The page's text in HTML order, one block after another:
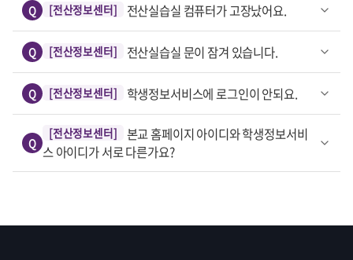
Q [전산정보센터] 전산실습실 컴퓨터가 고장났어요.
Q [전산정보센터] 전산실습실 문이 잠겨 있습니다.
Q [전산정보센터] 학생정보서비스에 로그인이 안되요.
Q
[전산정보센터]
본교 홈페이지 아이디와 학생정보서비
스 아이디가 서로 다른가요?